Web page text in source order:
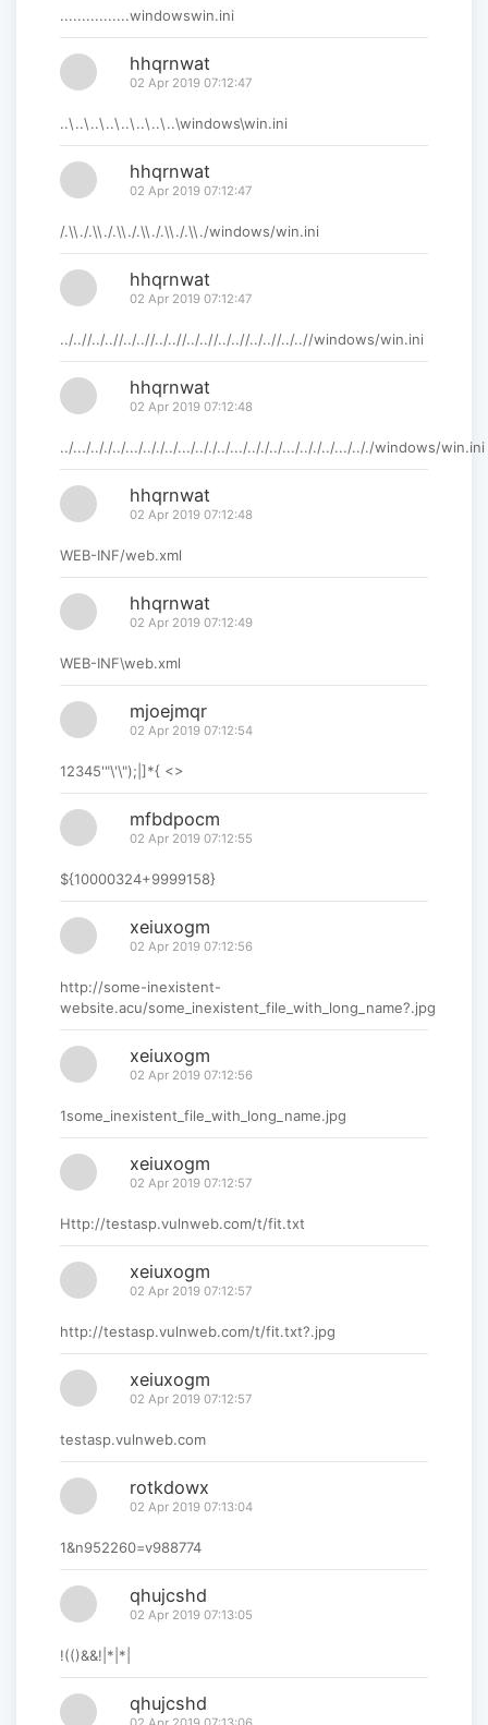
................windowswin.ini
hhqrnwat
02 Apr 2019 07:12:47
..\..\..\..\..\..\..\..\windows\win.ini
hhqrnwat
02 Apr 2019 07:12:47
/.\\./.\\./.\\./.\\./.\\./.\\./windows/win.ini
hhqrnwat
02 Apr 2019 07:12:47
../..//../..//../..//../..//../..//../..//../..//../..//windows/win.ini
hhqrnwat
02 Apr 2019 07:12:48
../.../.././../.../.././../.../.././../.../.././../.../.././../.../.././windows/win.ini
hhqrnwat
02 Apr 2019 07:12:48
WEB-INF/web.xml
hhqrnwat
02 Apr 2019 07:12:49
WEB-INF\web.xml
mjoejmqr
02 Apr 2019 07:12:54
12345'"\'\");|]*{ <>
mfbdpocm
02 Apr 2019 07:12:55
${10000324+9999158}
xeiuxogm
02 Apr 2019 07:12:56
http://some-inexistent-
website.acu/some_inexistent_file_with_long_name?.jpg
xeiuxogm
02 Apr 2019 07:12:56
1some_inexistent_file_with_long_name.jpg
xeiuxogm
02 Apr 2019 07:12:57
Http://testasp.vulnweb.com/t/fit.txt
xeiuxogm
02 Apr 2019 07:12:57
http://testasp.vulnweb.com/t/fit.txt?.jpg
xeiuxogm
02 Apr 2019 07:12:57
testasp.vulnweb.com
rotkdowx
02 Apr 2019 07:13:04
1&n952260=v988774
qhujcshd
02 Apr 2019 07:13:05
!(()&&!|*|*|
qhujcshd